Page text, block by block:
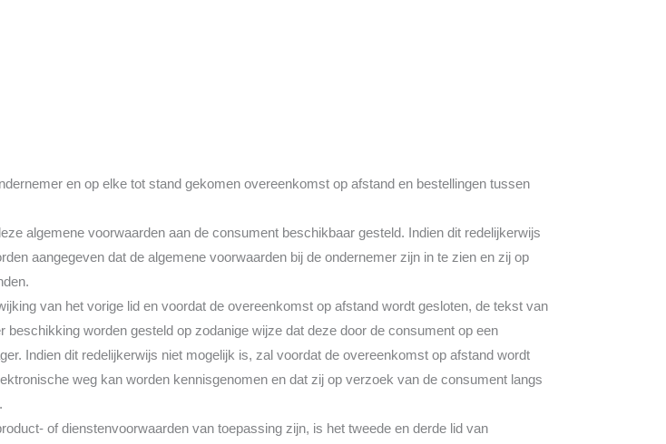
en op elke tot stand gekomen overeenkomst op afstand en bestellingen tussen
algemene voorwaarden aan de consument beschikbaar gesteld. Indien dit redelijkerwijs
aangegeven dat de algemene voorwaarden bij de ondernemer zijn in te zien en zij op
van het vorige lid en voordat de overeenkomst op afstand wordt gesloten, de tekst van
worden gesteld op zodanige wijze dat deze door de consument op een
Indien dit redelijkerwijs niet mogelijk is, zal voordat de overeenkomst op afstand wordt
weg kan worden kennisgenomen en dat zij op verzoek van de consument langs
of dienstenvoorwaarden van toepassing zijn, is het tweede en derde lid van